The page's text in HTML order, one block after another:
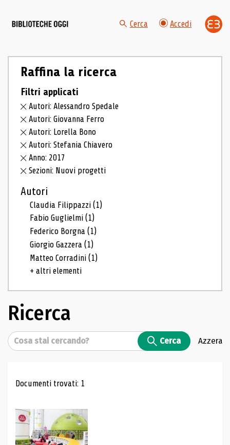
Cerca Accedi
Raffina la ricerca
Filtri applicati
Autori: Alessandro Spedale
Autori: Giovanna Ferro
Autori: Lorella Bono
Autori: Stefania Chiavero
Anno: 2017
Sezioni: Nuovi progetti
Autori
Claudia Filippazzi(1)
Fabio Guglielmi(1)
Federico Borgna(1)
Giorgio Gazzera(1)
Matteo Corradini(1)
+ altri elementi
Ricerca
Cerca Cerca Azzera
Risultati di ricerca
Documenti trovati: 1